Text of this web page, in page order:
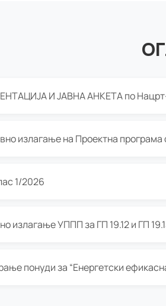
1/2026
излагање УППП за ГП 19.12 и ГП